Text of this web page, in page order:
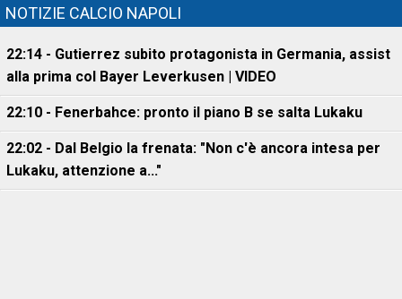
NOTIZIE CALCIO NAPOLI
22:14 - Gutierrez subito protagonista in Germania, assist
alla prima col Bayer Leverkusen | VIDEO
22:10 - Fenerbahce: pronto il piano B se salta Lukaku
22:02 - Dal Belgio la frenata: "Non c'è ancora intesa per
Lukaku, attenzione a..."